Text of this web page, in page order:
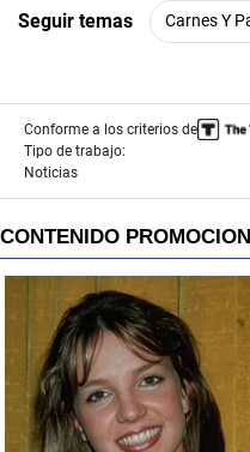
Seguir temas Carnes Y
Conforme a los criterios de
Tipo de trabajo:
Noticias